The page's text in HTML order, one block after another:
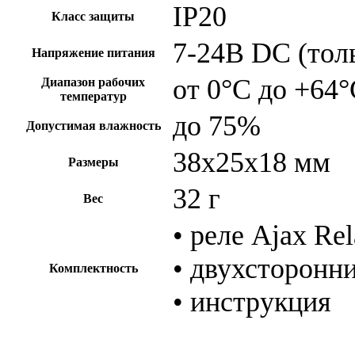
Класс защиты IP20
Напряжение питания 7-24В DC
Диапазон рабочих
температур
от 0°С до
Допустимая влажность до 75%
Размеры 38х25х18 мм
Вес 32 г
Комплектность
• реле Ajax
•
• инструкция